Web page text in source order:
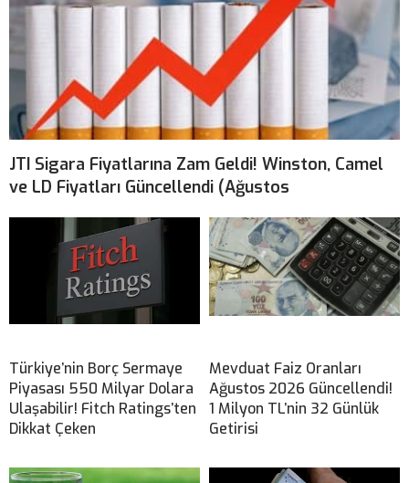
JTI Sigara Fiyatlarına Zam Geldi! Winston, Camel
ve LD Fiyatları Güncellendi (Ağustos
Türkiye’nin Borç Sermaye
Piyasası 550 Milyar Dolara
Ulaşabilir! Fitch Ratings’ten
Dikkat Çeken
Mevduat Faiz Oranları
Ağustos 2026 Güncellendi!
1 Milyon TL’nin 32 Günlük
Getirisi